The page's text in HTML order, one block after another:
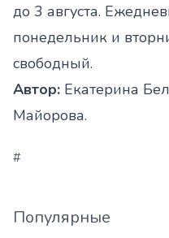
до 3 августа.
понедельник и
свободный.
Автор: Екатерина
Майорова.
#
Популярные